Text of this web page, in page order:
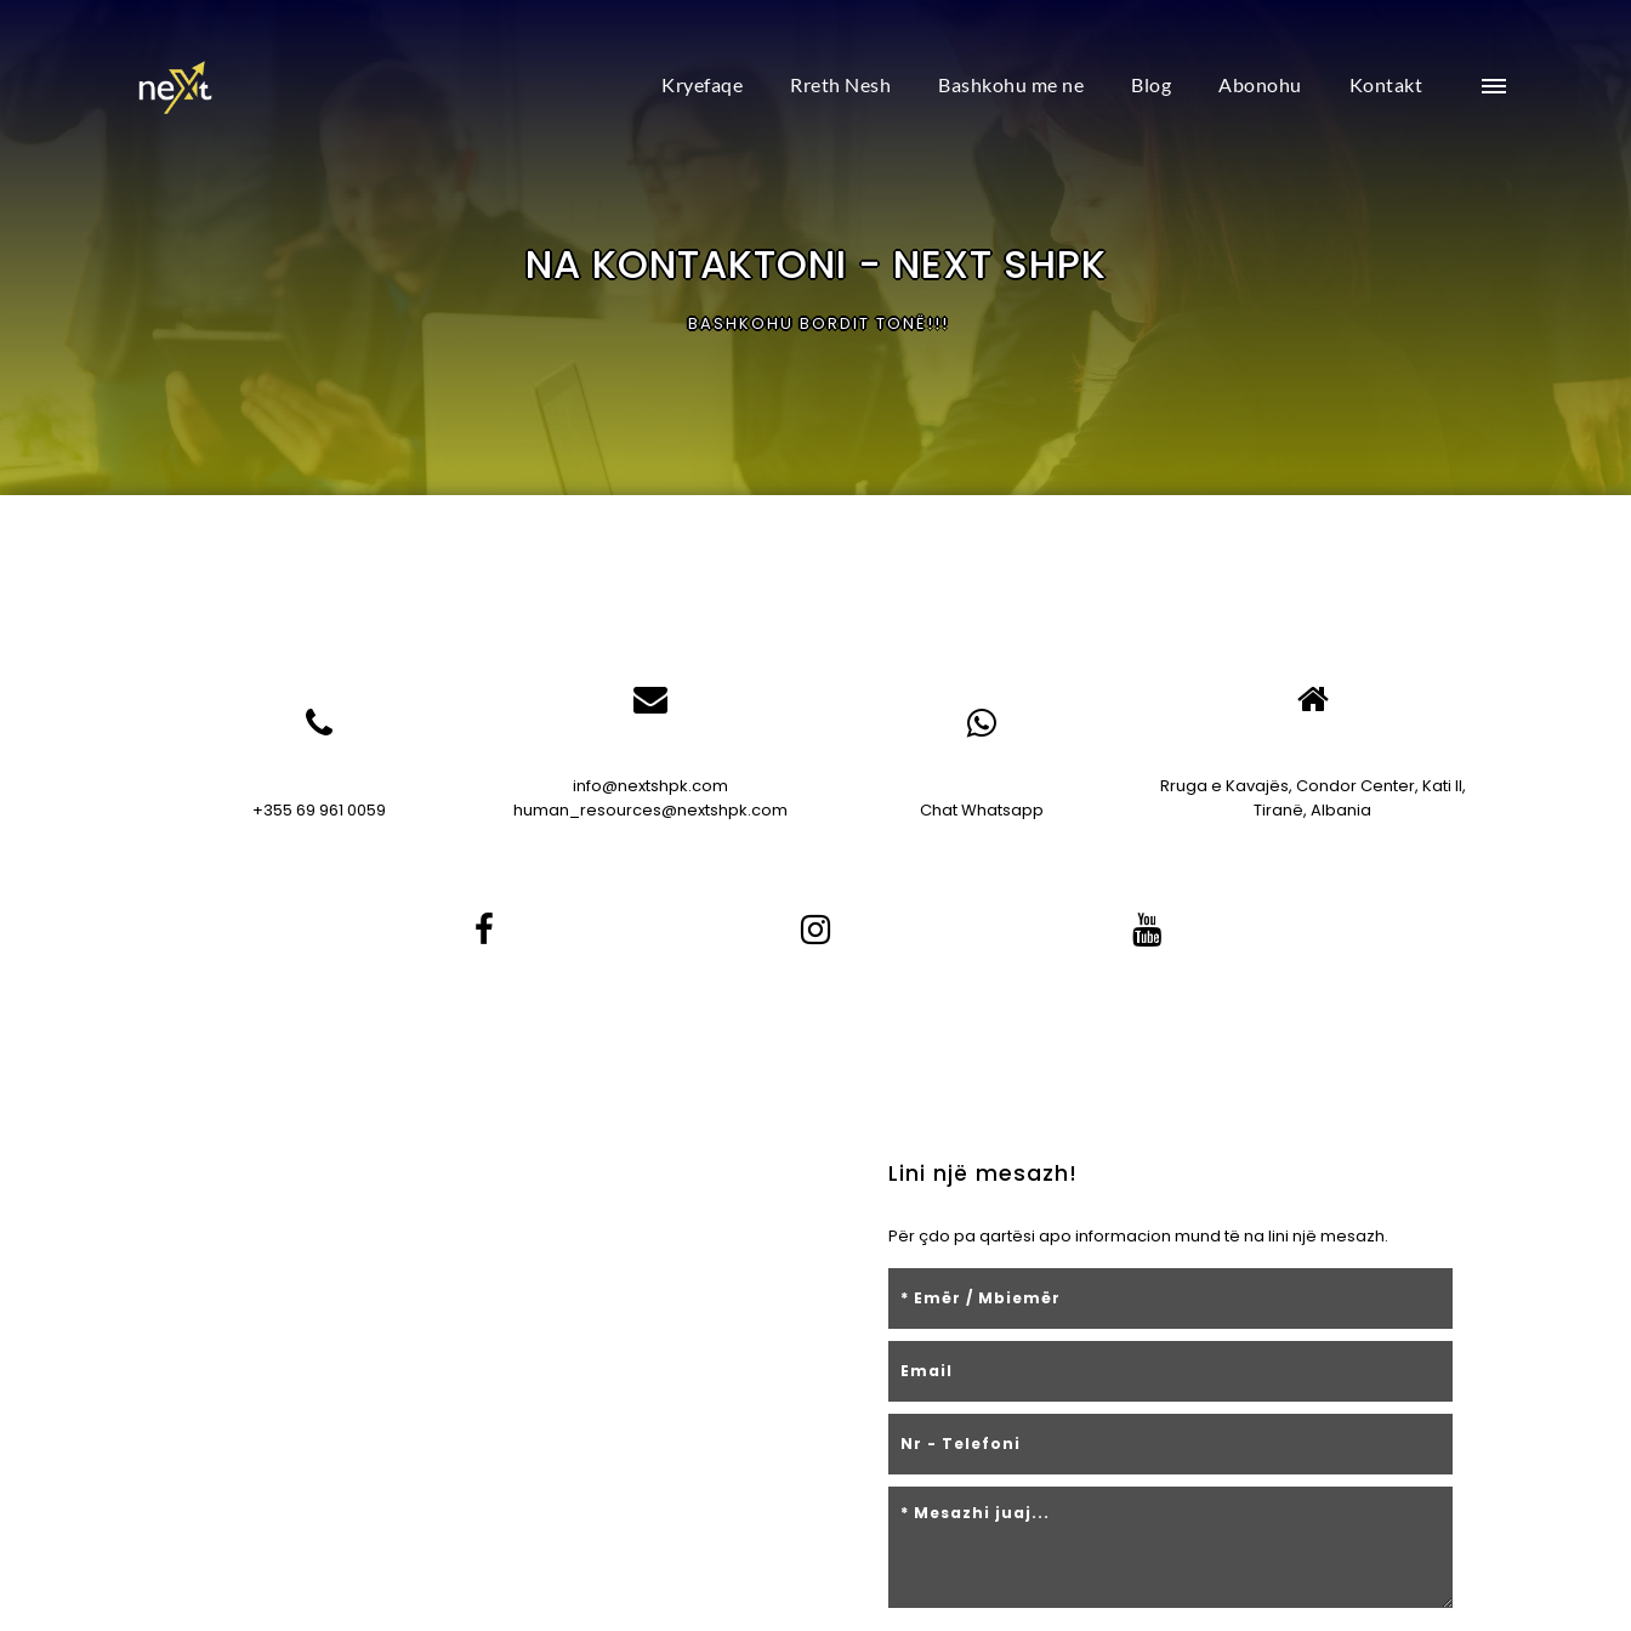
Kryefaqe Rreth Nesh Bashkohu me ne Blog Abonohu Kontakt
NA KONTAKTONI - NEXT SHPK
BASHKOHU BORDIT TONË!!!
+355 69 961 0059
info@nextshpk.com
human_resources@nextshpk.com
Chat Whatsapp
Rruga e Kavajës, Condor Center, Kati II,
Tiranë, Albania
Lini një mesazh!
Për çdo pa qartësi apo informacion mund të na lini një mesazh.